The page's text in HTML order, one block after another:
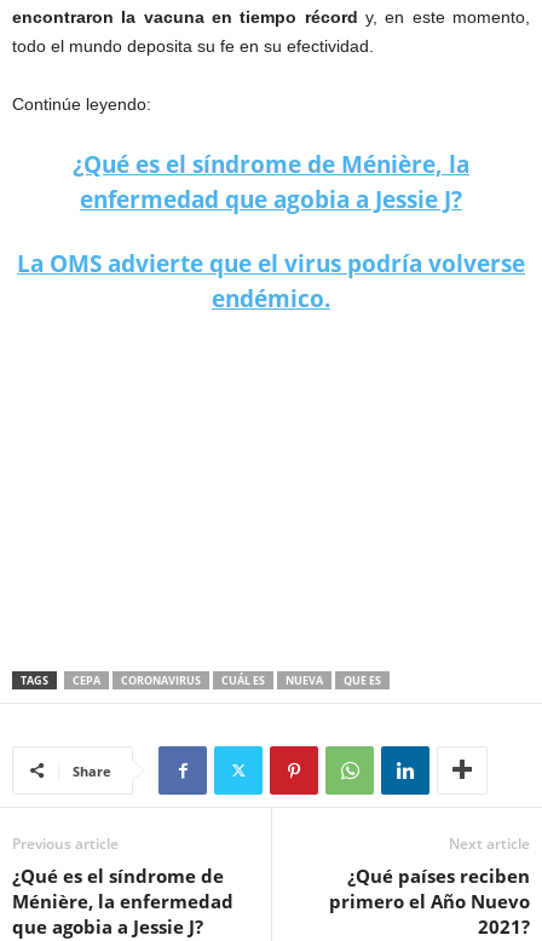
encontraron la vacuna en tiempo récord y, en este momento,
todo el mundo deposita su fe en su efectividad.
Continúe leyendo:
¿Qué es el síndrome de Ménière, la
enfermedad que agobia a Jessie J?
La OMS advierte que el virus podría volverse
endémico.
TAGS CEPA CORONAVIRUS CUÁL ES NUEVA QUE ES
Share
Previous article
¿Qué es el síndrome de
Ménière, la enfermedad
que agobia a Jessie J?
Next article
¿Qué países reciben
primero el Año Nuevo
2021?